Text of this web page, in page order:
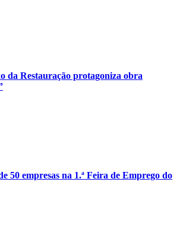
da Restauração protagoniza obra
50 empresas na 1.ª Feira de Emprego do